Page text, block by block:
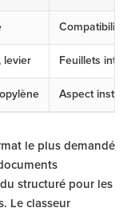
Compatibilité
levier Feuillets
Aspect
le plus demandé
structuré pour les
Le classeur